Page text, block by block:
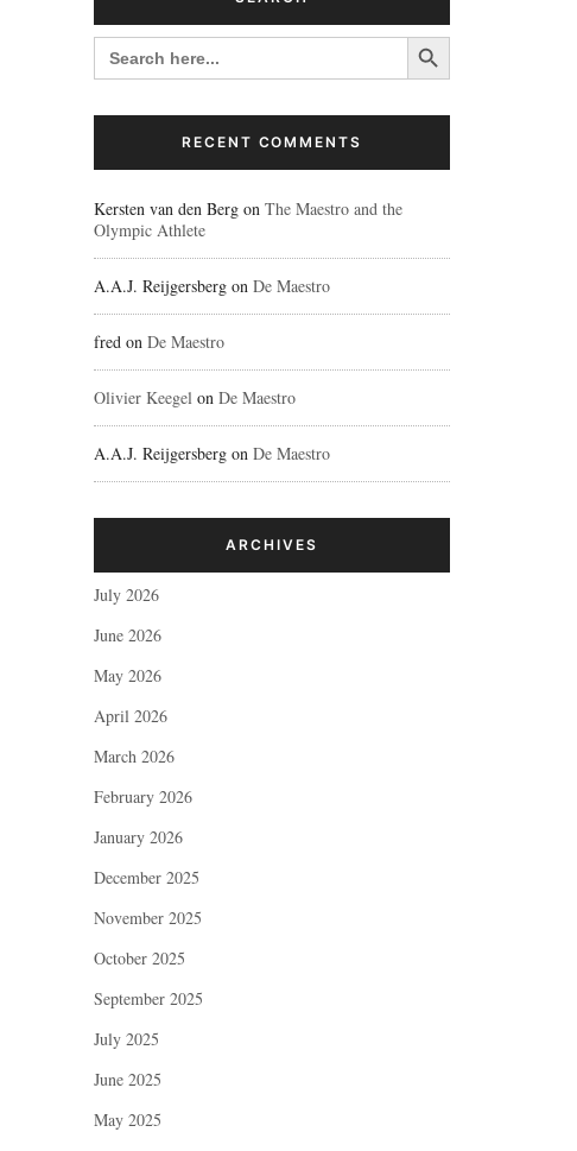
SEARCH
FOR:
Search Button
RECENT COMMENTS
Kersten van den Berg on The Maestro and the
Olympic Athlete
A.A.J. Reijgersberg on De Maestro
fred on De Maestro
Olivier Keegel on De Maestro
A.A.J. Reijgersberg on De Maestro
ARCHIVES
July 2026
June 2026
May 2026
April 2026
March 2026
February 2026
January 2026
December 2025
November 2025
October 2025
September 2025
July 2025
June 2025
May 2025